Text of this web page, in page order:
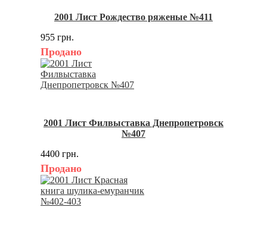
2001 Лист Рождество ряженые №411
955 грн.
Продано
2001 Лист Филвыставка Днепропетровск
№407
4400 грн.
Продано